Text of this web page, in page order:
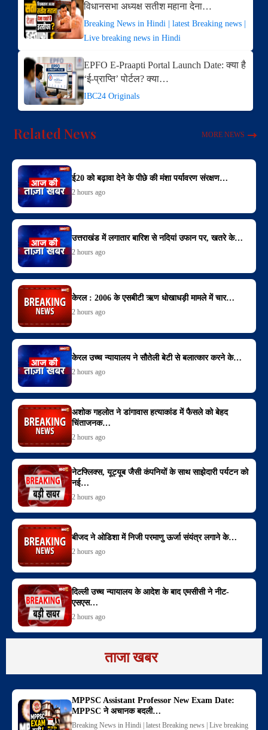
विधानसभा अध्यक्ष सतीश महाना देना…
Breaking News in Hindi | latest Breaking news |
Live breaking news in Hindi
EPFO E-Praapti Portal Launch Date: क्या है
‘ई-प्राप्ति’ पोर्टल? क्या…
IBC24 Originals
Related News MORE NEWS
ई20 को बढ़ावा देने के पीछे की मंशा पर्यावरण संरक्षण…
2 hours ago
उत्तराखंड में लगातार बारिश से नदियां उफान पर, खतरे के…
2 hours ago
केरल : 2006 के एसबीटी ऋण धोखाधड़ी मामले में चार…
2 hours ago
केरल उच्च न्यायालय ने सौतेली बेटी से बलात्कार करने के…
2 hours ago
अशोक गहलोत ने डांगावास हत्याकांड में फैसले को बेहद
चिंताजनक…
2 hours ago
नेटफ्लिक्स, यूट्यूब जैसी कंपनियों के साथ साझेदारी पर्यटन को
नई…
2 hours ago
बीजद ने ओडिशा में निजी परमाणु ऊर्जा संयंत्र लगाने के…
2 hours ago
दिल्ली उच्च न्यायालय के आदेश के बाद एमसीसी ने नीट-
एसएस…
2 hours ago
ताजा खबर
MPPSC Assistant Professor New Exam Date:
MPPSC ने अचानक बदली…
Breaking News in Hindi | latest Breaking news | Live breaking